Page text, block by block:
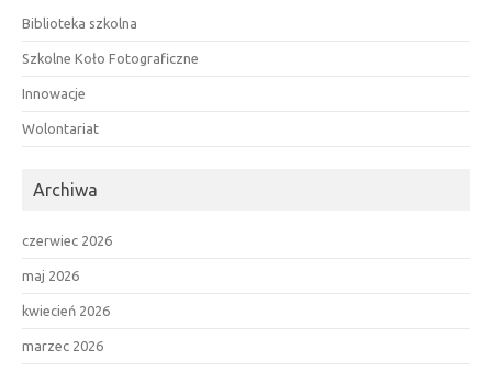
Biblioteka szkolna
Szkolne Koło Fotograficzne
Innowacje
Wolontariat
Archiwa
czerwiec 2026
maj 2026
kwiecień 2026
marzec 2026